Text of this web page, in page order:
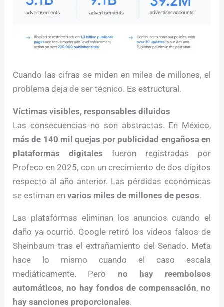
Cuando las cifras se miden en miles de millones, el
problema deja de ser técnico. Es estructural.
Víctimas visibles, responsables diluidos
Las consecuencias no son abstractas. En México,
más de 140 mil quejas por publicidad engañosa en
plataformas digitales fueron registradas por
Profeco en 2025, con un crecimiento de dos dígitos
respecto al año anterior. Las pérdidas económicas
se estiman envarios miles de millones de pesos.
Las plataformas eliminan los anuncios cuando el
daño ya ocurrió. Google retiró los videos falsos de
Sheinbaum tras el extrañamiento del Senado. Meta
hace lo mismo cuando el caso escala
mediáticamente. Pero no hay reembolsos
automáticos, no hay fondos de compensación, no
hay sanciones proporcionales.